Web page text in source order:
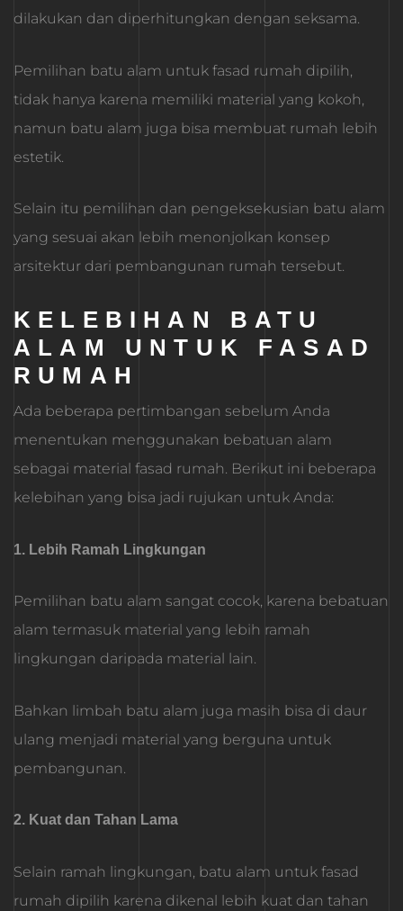
dilakukan dan diperhitungkan dengan seksama.
Pemilihan batu alam untuk fasad rumah dipilih,
tidak hanya karena memiliki material yang kokoh,
namun batu alam juga bisa membuat rumah lebih
estetik.
Selain itu pemilihan dan pengeksekusian batu alam
yang sesuai akan lebih menonjolkan konsep
arsitektur dari pembangunan rumah tersebut.
KELEBIHAN BATU
ALAM UNTUK FASAD
RUMAH
Ada beberapa pertimbangan sebelum Anda
menentukan menggunakan bebatuan alam
sebagai material fasad rumah. Berikut ini beberapa
kelebihan yang bisa jadi rujukan untuk Anda:
1. Lebih Ramah Lingkungan
Pemilihan batu alam sangat cocok, karena bebatuan
alam termasuk material yang lebih ramah
lingkungan daripada material lain.
Bahkan limbah batu alam juga masih bisa di daur
ulang menjadi material yang berguna untuk
pembangunan.
2. Kuat dan Tahan Lama
Selain ramah lingkungan, batu alam untuk fasad
rumah dipilih karena dikenal lebih kuat dan tahan